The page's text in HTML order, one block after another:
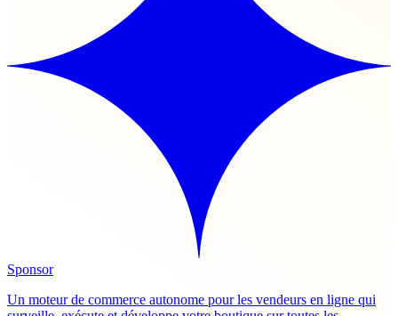
Sponsor
Un moteur de commerce autonome pour les vendeurs en ligne qui